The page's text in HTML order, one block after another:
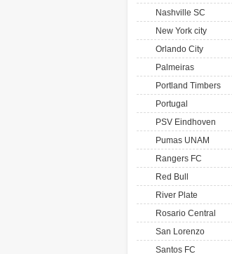
Nashville SC
New York city
Orlando City
Palmeiras
Portland Timbers
Portugal
PSV Eindhoven
Pumas UNAM
Rangers FC
Red Bull
River Plate
Rosario Central
San Lorenzo
Santos FC